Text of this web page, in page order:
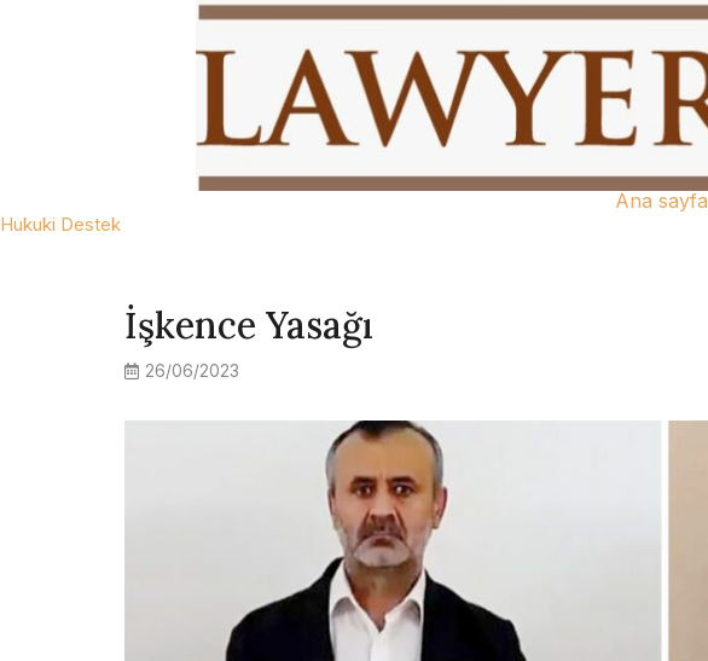
Ana sayfa
Hukuki Destek
İşkence Yasağı
26/06/2023